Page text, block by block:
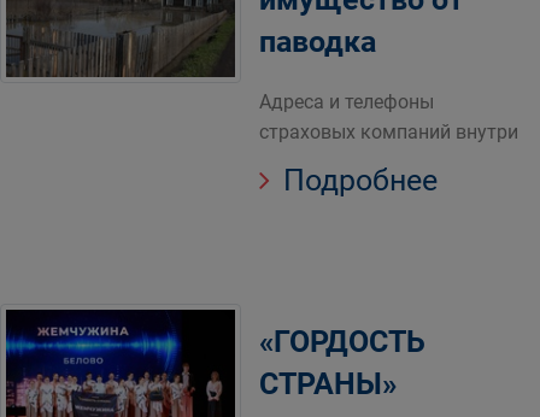
паводка
Адреса и телефоны
страховых компаний внутри
Подробнее
«ГОРДОСТЬ
СТРАНЫ»